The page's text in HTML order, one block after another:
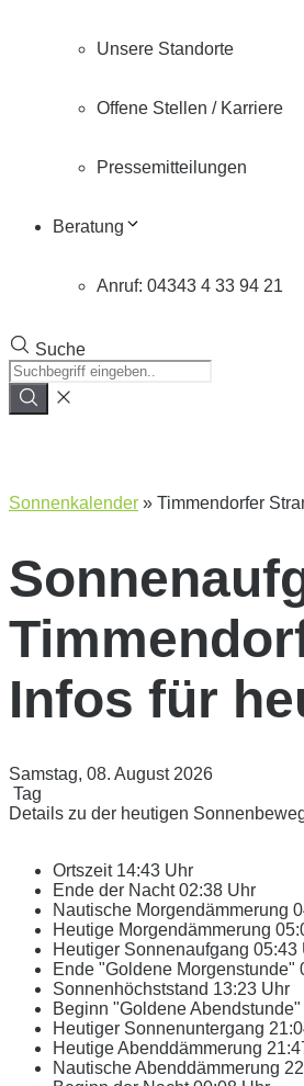
Unsere Standorte
Offene Stellen / Karriere
Pressemitteilungen
Beratung
Anruf: 04343 4 33 94 21
Suche
Sonnenkalender » Timmendorfer
Infos für
Samstag, 08. August 2026
Tag
Details zu der heutigen
Ortszeit 14:43 Uhr
Ende der Nacht02:38 Uhr
Nautische Morgendämmerung
Heutige Morgendämmerung
Heutiger Sonnenaufgang 05:43
Ende "Goldene Morgenstunde"
Sonnenhöchststand 13:23 Uhr
Beginn "Goldene Abendstunde"
Heutiger Sonnenuntergang
Heutige Abenddämmerung
Nautische Abenddämmerung